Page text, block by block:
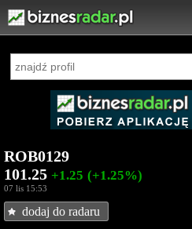
ROB0129
101.25 +1.25 (+1.25%)
07 lis 15:53
dodaj do radaru